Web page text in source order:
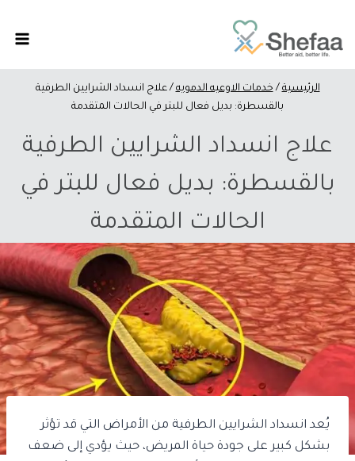
الرئيسية / خدمات الاوعيه الدمويه / علاج انسداد الشرايين الطرفية
بالقسطرة: بديل فعال للبتر في الحالات المتقدمة
علاج انسداد الشرايين الطرفية
بالقسطرة: بديل فعال للبتر في
الحالات المتقدمة
يُعد انسداد الشرايين الطرفية من الأمراض التي قد تؤثر
بشكل كبير على جودة حياة المريض، حيث يؤدي إلى ضعف